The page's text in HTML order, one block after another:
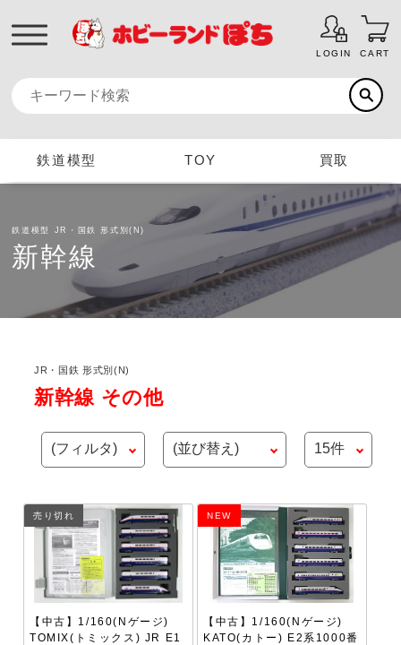
LOGIN CART
鉄道模型 TOY 買取
鉄道模型 JR・国鉄 形式別(N)
新幹線
JR・国鉄 形式別(N)
新幹線 その他
売り切れ
【中古】1/160(Nゲージ)
TOMIX(トミックス) JR E1
NEW
【中古】1/160(Nゲージ)
KATO(カトー) E2系1000番